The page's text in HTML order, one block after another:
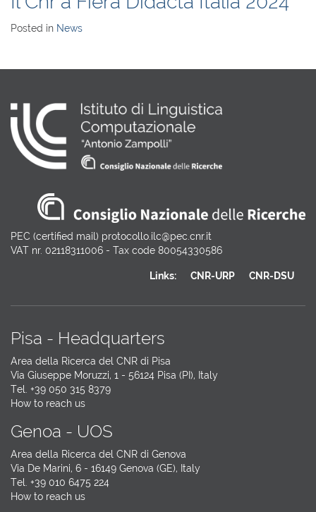
Posted in News
PEC (certified mail) protocollo.ilc@pec.cnr.it
VAT nr. 02118311006 - Tax code 80054330586
Links: CNR-URP CNR-DSU
Pisa - Headquarters
Area della Ricerca del CNR di Pisa
Via Giuseppe Moruzzi, 1 - 56124 Pisa (PI), Italy
Tel. +39 050 315 8379
How to reach us
Genoa - UOS
Area della Ricerca del CNR di Genova
Via De Marini, 6 - 16149 Genova (GE), Italy
Tel. +39 010 6475 224
How to reach us